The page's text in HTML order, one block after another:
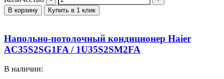
В корзину Купить в 1 клик
Напольно-потолочный кондиционер Haier
AC35S2SG1FA / 1U35S2SM2FA
В наличии: